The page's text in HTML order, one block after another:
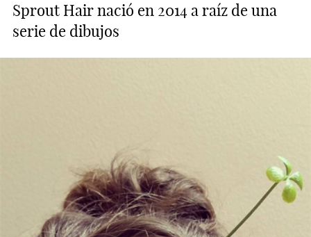
Sprout Hair nació en 2014 a raíz de una
serie de dibujos